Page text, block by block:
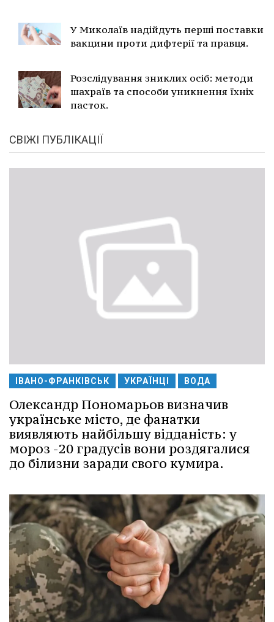
У Миколаїв надійдуть перші поставки
вакцини проти дифтерії та правця.
Розслідування зниклих осіб: методи
шахраїв та способи уникнення їхніх
пасток.
СВІЖІ ПУБЛІКАЦІЇ
ІВАНО-ФРАНКІВСЬК УКРАЇНЦІ ВОДА
Олександр Пономарьов визначив
українське місто, де фанатки
виявляють найбільшу відданість: у
мороз -20 градусів вони роздягалися
до білизни заради свого кумира.